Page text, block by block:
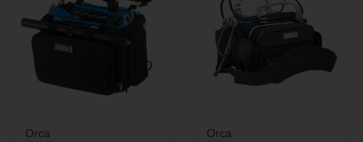
Orca
Orca